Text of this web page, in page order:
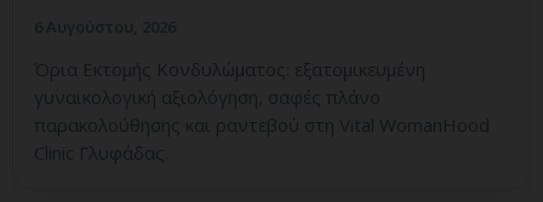
Όρια Εκτομής Κονδυλώματος: εξατομικευμένη
γυναικολογική αξιολόγηση, σαφές πλάνο
παρακολούθησης και ραντεβού στη Vital WomanHood
Clinic Γλυφάδας.